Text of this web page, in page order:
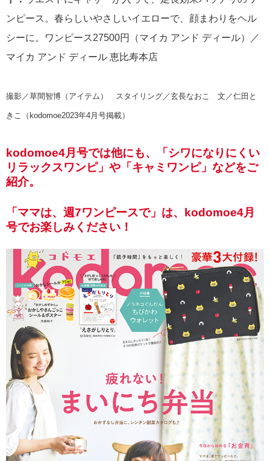
ンピース。春らしいやさしいイエローで、顔まわりをヘル
シーに。ワンピース27500円（マイカ アンド ディール）／
マイカ アンド ディール 恵比寿本店
撮影／草間智博（アイテム） スタイリング／玄長なおこ 文／仁田と
きこ（kodomoe2023年4月号掲載）
kodomoe4月号では他にも、「シワになりにくい
リラックスワンピ」や「キャミワンピ」などをご
紹介。
「ママは、週7ワンピースで」は、kodomoe4月
号でお楽しみください！